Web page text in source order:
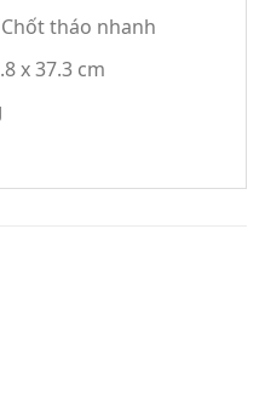
tháo nhanh
x 37.3 cm